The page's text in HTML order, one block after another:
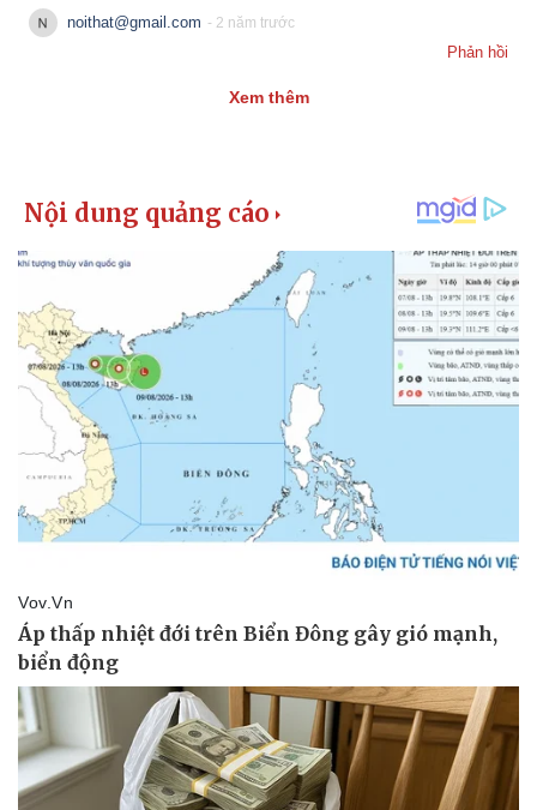
noithat@gmail.com - 2 năm trước
Phản hồi
Xem thêm